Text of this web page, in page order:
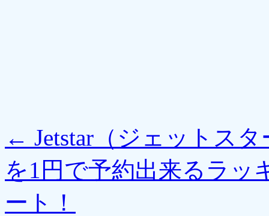
← Jetstar（ジェットス
を1円で予約出来るラッ
ート！